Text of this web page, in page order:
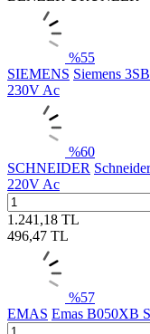
%55
SIEMENS Siemens
230V Ac
%60
SCHNEIDER
220V Ac
1.241,18 TL
496,47 TL
%57
EMAS Emas B050XB